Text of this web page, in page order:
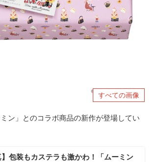
すべての画像
ン」とのコラボ商品の新作が登場してい
】包装もカステラも激かわ！「ムーミン